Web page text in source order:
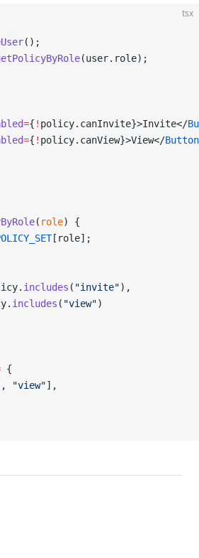
tsx
();
(user.role);
={ ! policy.canInvite}>Invite</
={ ! policy.canView}>View</Button
( role) {
[role];
includes ( "invite"),
includes ( "view")
{
, "view"],